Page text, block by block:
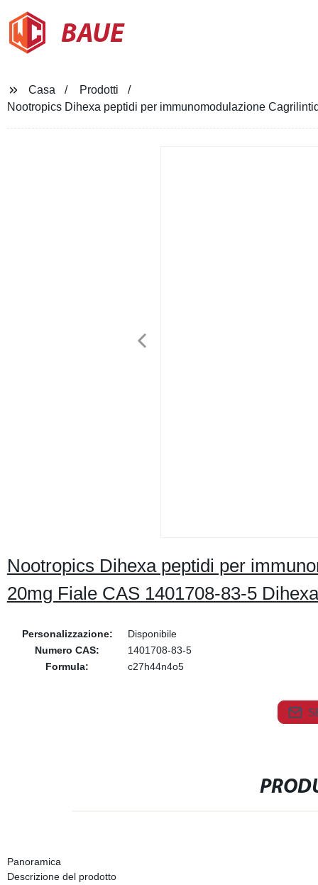
BAUE
Casa
Prodotti
Nootropics Dihexa peptidi per immunomodulazione
Nootropics Dihexa peptidi per
20mg Fiale CAS 1401708-83-5 Dihexa
Personalizzazione:
Disponibile
Numero CAS:
1401708-83-5
Formula:
c27h44n4o5
Panoramica
Descrizione del prodotto